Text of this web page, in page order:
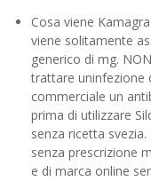
Cosa viene
viene solitamente
generico di mg.
trattare uninfezione
commerciale un
prima di utilizzare
senza ricetta
senza prescrizione
e di marca online